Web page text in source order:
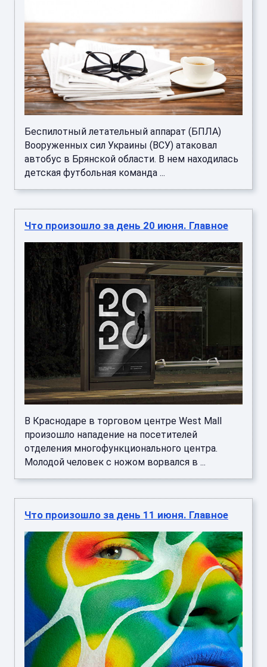
Беспилотный летательный аппарат (БПЛА)
Вооруженных сил Украины (ВСУ) атаковал
автобус в Брянской области. В нем находилась
детская футбольная команда ...
Что произошло за день 20 июня. Главное
В Краснодаре в торговом центре West Mall
произошло нападение на посетителей
отделения многофункционального центра.
Молодой человек с ножом ворвался в ...
Что произошло за день 11 июня. Главное